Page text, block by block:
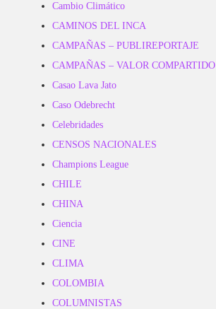
Cambio Climático
CAMINOS DEL INCA
CAMPAÑAS – PUBLIREPORTAJE
CAMPAÑAS – VALOR COMPARTIDO
Casao Lava Jato
Caso Odebrecht
Celebridades
CENSOS NACIONALES
Champions League
CHILE
CHINA
Ciencia
CINE
CLIMA
COLOMBIA
COLUMNISTAS